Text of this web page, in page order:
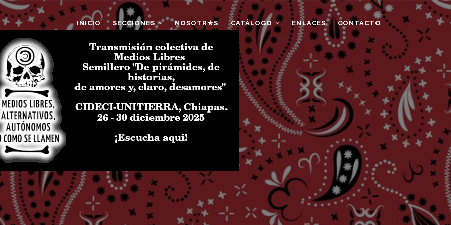
INICIO SECCIONES NOSOTR★S CATÁLOGO ENLACES CONTACTO